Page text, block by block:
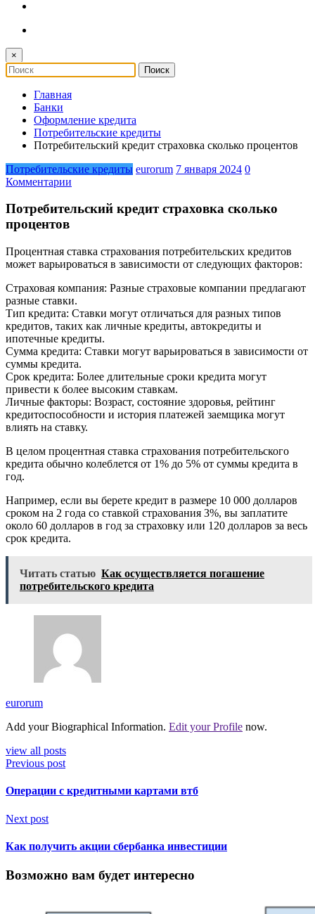
×
Главная
Банки
Оформление кредита
Потребительские кредиты
Потребительский кредит страховка сколько процентов
Потребительские кредиты eurorum 7 января 2024 0
Комментарии
Потребительский кредит страховка сколько
процентов
Процентная ставка страхования потребительских кредитов
может варьироваться в зависимости от следующих факторов:
Страховая компания: Разные страховые компании предлагают
разные ставки.
Тип кредита: Ставки могут отличаться для разных типов
кредитов, таких как личные кредиты, автокредиты и
ипотечные кредиты.
Сумма кредита: Ставки могут варьироваться в зависимости от
суммы кредита.
Срок кредита: Более длительные сроки кредита могут
привести к более высоким ставкам.
Личные факторы: Возраст, состояние здоровья, рейтинг
кредитоспособности и история платежей заемщика могут
влиять на ставку.
В целом процентная ставка страхования потребительского
кредита обычно колеблется от 1% до 5% от суммы кредита в
год.
Например, если вы берете кредит в размере 10 000 долларов
сроком на 2 года со ставкой страхования 3%, вы заплатите
около 60 долларов в год за страховку или 120 долларов за весь
срок кредита.
Читать статью Как осуществляется погашение
потребительского кредита
eurorum
Add your Biographical Information. Edit your Profile now.
view all posts
Previous post
Операции с кредитными картами втб
Next post
Как получить акции сбербанка инвестиции
Возможно вам будет интересно